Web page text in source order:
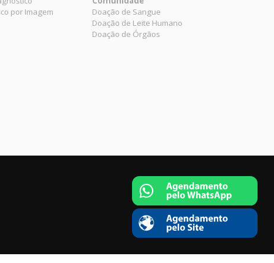
por Imagem
Doação de Sangue
Doação de Leite Humano
Doação de Órgãos